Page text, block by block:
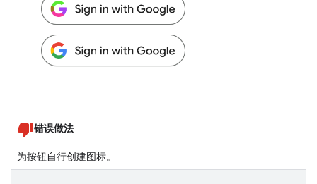
错误做法
为按钮自行创建图标。